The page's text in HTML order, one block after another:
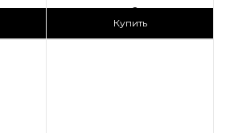
2
Купить